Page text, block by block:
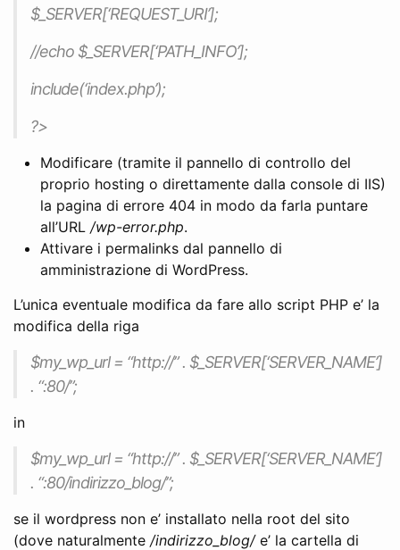
$_SERVER[‘REQUEST_URI’];
//echo $_SERVER[‘PATH_INFO’];
include(‘index.php’);
?>
Modificare (tramite il pannello di controllo del
proprio hosting o direttamente dalla console di IIS)
la pagina di errore 404 in modo da farla puntare
all’URL /wp-error.php.
Attivare i permalinks dal pannello di
amministrazione di WordPress.
L’unica eventuale modifica da fare allo script PHP e’ la
modifica della riga
$my_wp_url = “http://” . $_SERVER[‘SERVER_NAME’]
. “:80/”;
in
$my_wp_url = “http://” . $_SERVER[‘SERVER_NAME’]
. “:80/indirizzo_blog/”;
se il wordpress non e’ installato nella root del sito
(dove naturalmente /indirizzo_blog/e’ la cartella di